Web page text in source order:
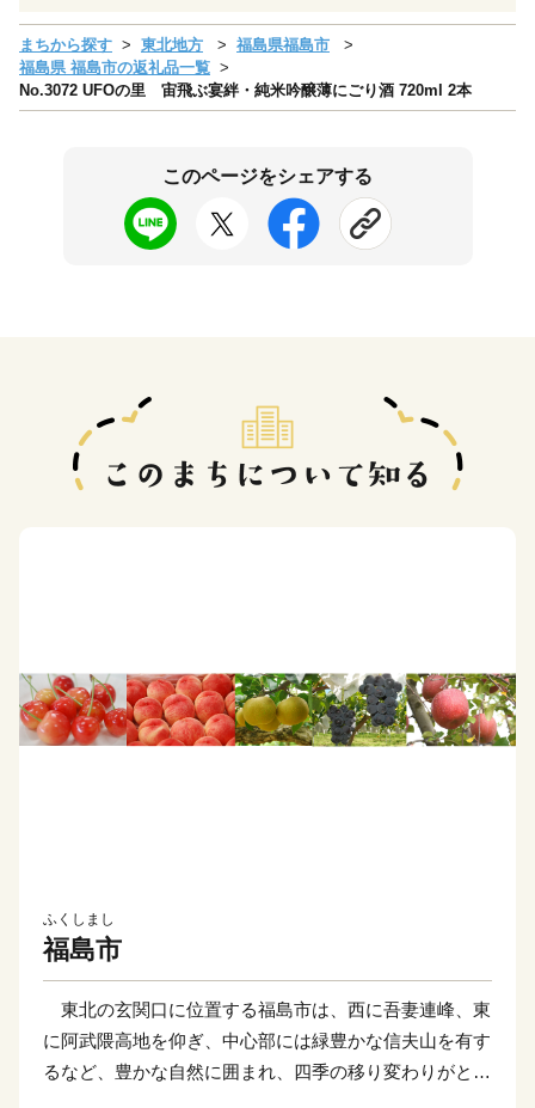
まちから探す 東北地方
福島県福島市
福島県 福島市の返礼品一覧
No.3072 UFOの里 宙飛ぶ宴絆・純米吟醸薄にごり酒 720ml 2本
このページをシェアする
ふくしまし
福島市
東北の玄関口に位置する福島市は、西に吾妻連峰、東
に阿武隈高地を仰ぎ、中心部には緑豊かな信夫山を有す
るなど、豊かな自然に囲まれ、四季の移り変わりがとて